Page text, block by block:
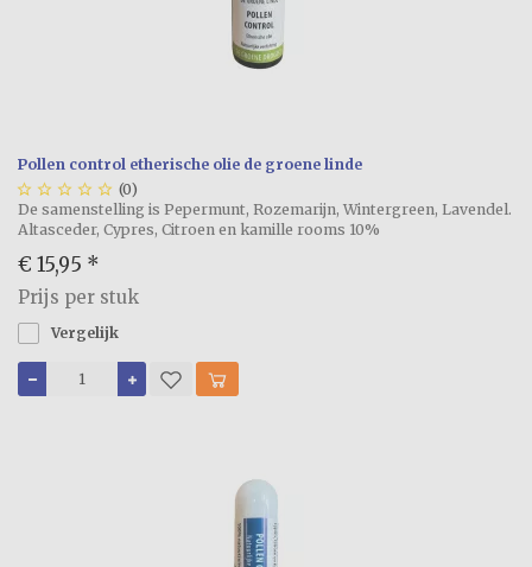
Pollen control etherische olie de groene linde
     (0)
De samenstelling is Pepermunt, Rozemarijn, Wintergreen, Lavendel.
Altasceder, Cypres, Citroen en kamille rooms 10%
€ 15,95 *
Prijs per stuk
Vergelijk